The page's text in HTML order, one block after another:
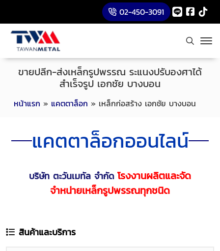
02-450-3091
หน้าแรก » แคตตาล็อก » เหล็กก่อสร้าง เอกชัย บางบอน
ขายปลีก-ส่งเหล็กรูปพรรณ ระแนงปรับองศาได้
สำเร็จรูป เอกชัย บางบอน
แคตตาล็อกออนไลน์
บริษัท ตะวันเมทัล จำกัด โรงงานผลิตและจัด
จำหน่ายเหล็กรูปพรรณทุกชนิด
สินค้าและบริการ